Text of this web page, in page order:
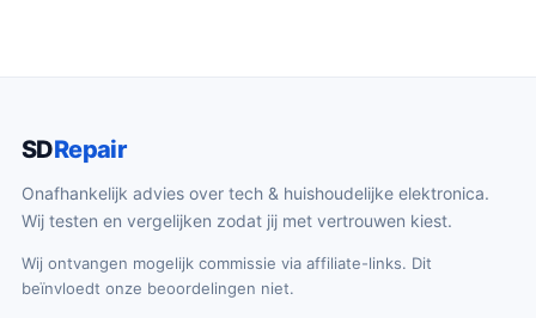
SDRepair
Onafhankelijk advies over tech & huishoudelijke elektronica.
Wij testen en vergelijken zodat jij met vertrouwen kiest.
Wij ontvangen mogelijk commissie via affiliate-links. Dit
beïnvloedt onze beoordelingen niet.